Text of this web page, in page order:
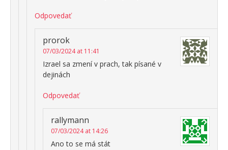
Odpovedať
prorok
07/03/2024 at 11:41
Izrael sa zmení v prach, tak písané v
dejinách
Odpovedať
rallymann
07/03/2024 at 14:26
Ano to se má stát